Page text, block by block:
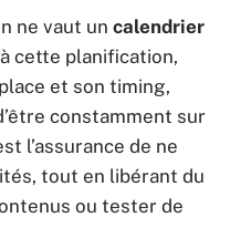
ne vaut un calendrier
cette planification,
et son timing,
constamment sur
l’assurance de ne
tout en libérant du
ou tester de